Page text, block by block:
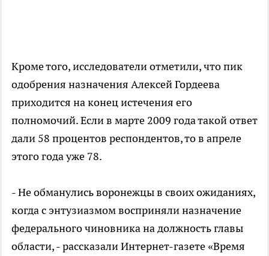
Кроме того, исследователи отметили, что пик
одобрения назначения Алексей Гордеева
приходится на конец истечения его
полномочий. Если в марте 2009 года такой ответ
дали 58 процентов респондентов, то в апреле
этого года уже 78.
- Не обманулись воронежцы в своих ожиданиях,
когда с энтузиазмом восприняли назначение
федерального чиновника на должность главы
области, - рассказали Интернет-газете «Время